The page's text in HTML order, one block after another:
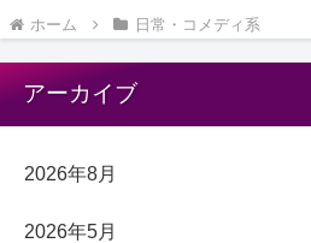
ホーム 日常・コメディ系
アーカイブ
2026年8月
2026年5月